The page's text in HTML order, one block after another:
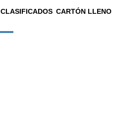
CLASIFICADOS CARTÓN LLENO